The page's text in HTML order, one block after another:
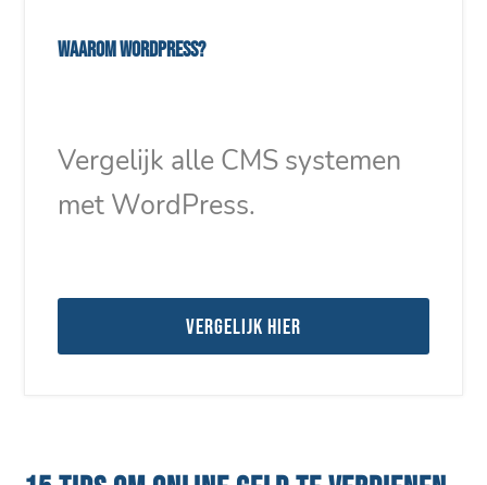
Waarom WordPress?
Vergelijk alle CMS systemen
met WordPress.
Vergelijk hier